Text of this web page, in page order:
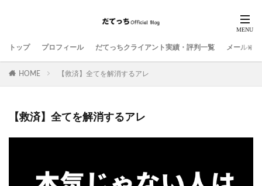
トップ プロフィール だてっちクライアント実績・評判一覧 メールマ
HOME 【救済】全てを解消するアレ
【救済】全てを解消するアレ